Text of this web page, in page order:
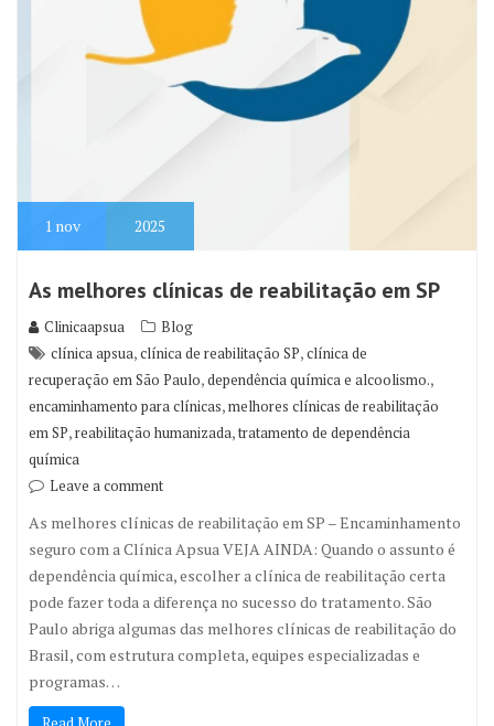
1 nov 2025
As melhores clínicas de reabilitação em SP
Clinicaapsua
Blog
clínica apsua,clínica de reabilitação SP,clínica de
recuperação em São Paulo,dependência química e alcoolismo.,
encaminhamento para clínicas,melhores clínicas de reabilitação
em SP,reabilitação humanizada,tratamento de dependência
química
Leave a comment
As melhores clínicas de reabilitação em SP – Encaminhamento
seguro com a Clínica Apsua VEJA AINDA: Quando o assunto é
dependência química, escolher a clínica de reabilitação certa
pode fazer toda a diferença no sucesso do tratamento. São
Paulo abriga algumas das melhores clínicas de reabilitação do
Brasil, com estrutura completa, equipes especializadas e
programas…